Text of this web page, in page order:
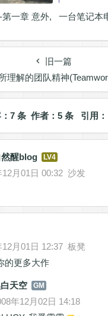
一章 意外,
一台笔记本
旧一篇
理解的团队精神
7 条 作者：5 条 引用
然醒blog LV4
12月01日 00:32 沙发
12月01日 12:37 板凳
的更多大作
天空 GM
年12月02日 14:18